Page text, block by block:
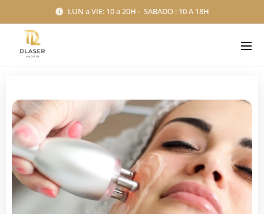
LUN a VIE: 10 a 20H - SABADO : 10 A 18H